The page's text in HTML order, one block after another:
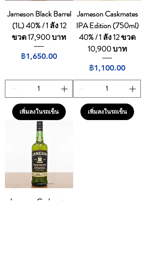
Jameson Black Barrel
(1L) 40% / 1 ลัง 12
ขวด 17,900 บาท
ราคา
฿1,650.00
เพิ่มลงในรถเข็น
Jameson Caskmates
IPA Edition (750ml)
40% / 1 ลัง 12 ขวด
10,900 บาท
ราคา
฿1,100.00
เพิ่มลงในรถเข็น
Jameson Caskmates